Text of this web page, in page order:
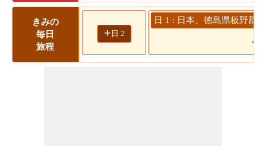
きみの
毎日
旅程
+ 日 2
日 1 : 日本、徳島県板野郡
48